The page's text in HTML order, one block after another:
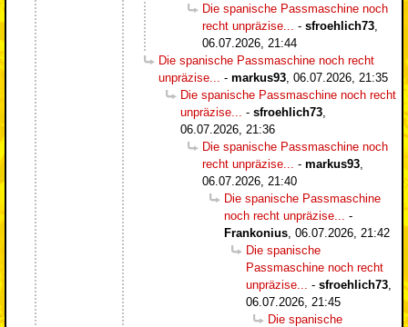
Die spanische Passmaschine noch
recht unpräzise...
- sfroehlich73
06.07.2026, 21:44
Die spanische Passmaschine noch recht
unpräzise...
- markus93 06.07.2026, 21:35
Die spanische Passmaschine noch recht
unpräzise...
- sfroehlich73
06.07.2026, 21:36
Die spanische Passmaschine noch
recht unpräzise...
- markus93
06.07.2026, 21:40
Die spanische Passmaschine
noch recht unpräzise...
-
Frankonius 06.07.2026, 21:42
Die spanische
Passmaschine noch recht
unpräzise...
- sfroehlich73
06.07.2026, 21:45
Die spanische